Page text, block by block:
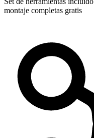
montaje completas gratis